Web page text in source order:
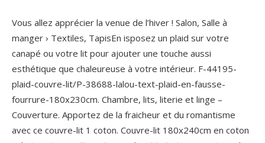
Vous allez apprécier la venue de l’hiver ! Salon, Salle à
manger › Textiles, TapisEn isposez un plaid sur votre
canapé ou votre lit pour ajouter une touche aussi
esthétique que chaleureuse à votre intérieur. F-44195-
plaid-couvre-lit/P-38688-lalou-text-plaid-en-fausse-
fourrure-180x230cm. Chambre, lits, literie et linge –
Couverture. Apportez de la fraicheur et du romantisme
avec ce couvre-lit 1 coton. Couvre-lit 180x240cm en coton